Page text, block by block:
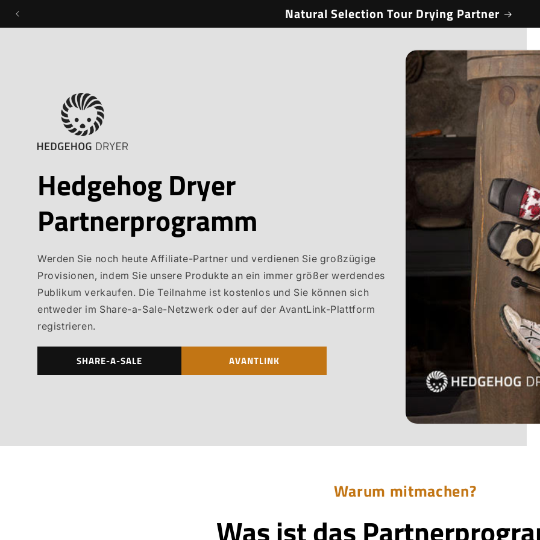
ZUM Natural Selection Tour Drying Partner
Hedgehog Dryer
Partnerprogramm
Werden Sie noch heute Affiliate-Partner und verdienen Sie großzügige
Provisionen, indem Sie unsere Produkte an ein immer größer werdendes
Publikum verkaufen. Die Teilnahme ist kostenlos und Sie können sich
entweder im Share-a-Sale-Netzwerk oder auf der AvantLink-Plattform
registrieren.
SHARE-A-SALE AVANTLINK
Warum mitmachen?